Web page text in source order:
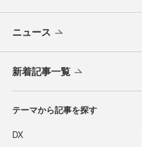
ニュース
新着記事一覧
テーマから記事を探す
DX